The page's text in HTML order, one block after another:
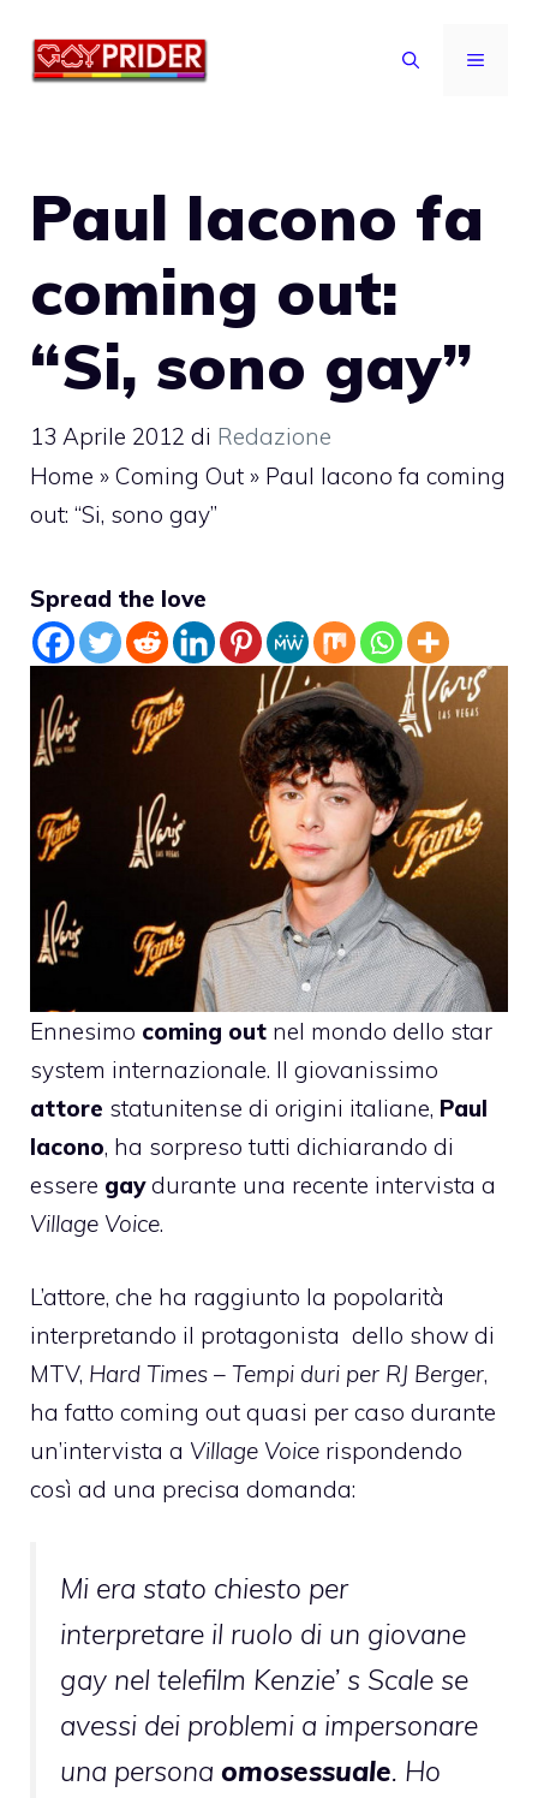
MENU
Paul Iacono fa
coming out:
“Si, sono gay”
13 Aprile 2012 di Redazione
Home » Coming Out » Paul Iacono fa coming
out: “Si, sono gay”
Spread the love
Ennesimo coming out nel mondo dello star
system internazionale. Il giovanissimo
attore statunitense di origini italiane, Paul
Iacono, ha sorpreso tutti dichiarando di
essere gaydurante una recente intervista a
Village Voice.
L’attore, che ha raggiunto la popolarità
interpretando il protagonista dello show di
MTV, Hard Times – Tempi duri per RJ Berger,
ha fatto coming out quasi per caso durante
un’intervista a Village Voice rispondendo
così ad una precisa domanda:
Mi era stato chiesto per
interpretare il ruolo di un giovane
gay nel telefilm Kenzie’ s Scale se
avessi dei problemi a impersonare
una persona omosessuale. Ho